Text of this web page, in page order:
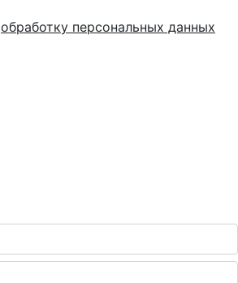
обработку персональных данных